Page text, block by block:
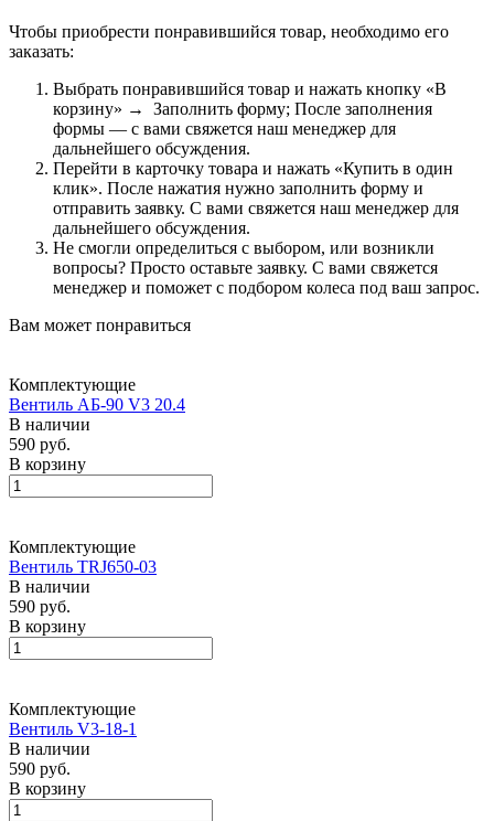
Чтобы приобрести понравившийся товар, необходимо его
заказать:
Выбрать понравившийся товар и нажать кнопку «В
корзину» → Заполнить форму; После заполнения
формы — с вами свяжется наш менеджер для
дальнейшего обсуждения.
Перейти в карточку товара и нажать «Купить в один
клик». После нажатия нужно заполнить форму и
отправить заявку. С вами свяжется наш менеджер для
дальнейшего обсуждения.
Не смогли определиться с выбором, или возникли
вопросы? Просто оставьте заявку. С вами свяжется
менеджер и поможет с подбором колеса под ваш запрос.
Вам может понравиться
Комплектующие
Вентиль АБ-90 V3 20.4
В наличии
590 руб.
В корзину
Комплектующие
Вентиль TRJ650-03
В наличии
590 руб.
В корзину
Комплектующие
Вентиль V3-18-1
В наличии
590 руб.
В корзину